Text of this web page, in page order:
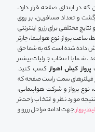
در ابتدای صفحه قرار دارد،
و تعداد مسافرین، بر روی
مختلفی برای رزرو اینترنتی
پرواز، نوع هواپیما، چارتر
داده شده است که به شما حق
شما با انتخاب جزئیات بیشتر
پرواز کیش اهوازکسب کنید.
فیلترهای سمت راست صفحه که
نوع پرواز و شرکت هواپیمایی،
مورد نظر و انتخاب راحت‌تر
پروازجهت ادامه مراحل رزرو و